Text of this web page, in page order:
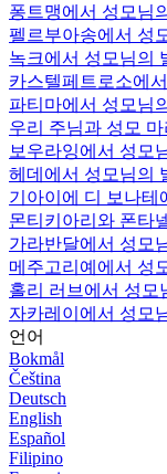
퐁트맹에서 성모님
펠르부아송에서 성
녹크에서 성모님의
카스텔페트로소에
파티마에서 성모님
우리 주님과 성모
보우라잉에서 성모
헤데에서 성모님의
기아이에 디 보나테
몬티키아리와 폰타
가라반달에서 성모
메주고리예에서 성
홀리 러브에서 성모
자카레이에서 성모
언어
Bokmål
Čeština
Deutsch
English
Español
Filipino